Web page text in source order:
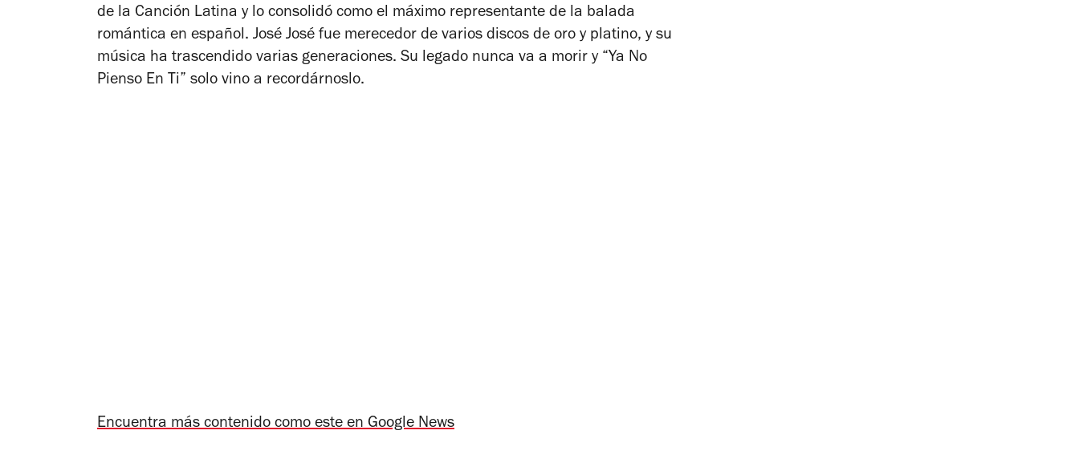
de la Canción Latina y lo consolidó como el máximo representante de la balada
romántica en español. José José fue merecedor de varios discos de oro y platino, y su
música ha trascendido varias generaciones. Su legado nunca va a morir y “Ya No
Pienso En Ti” solo vino a recordárnoslo.
Encuentra más contenido como este en Google News